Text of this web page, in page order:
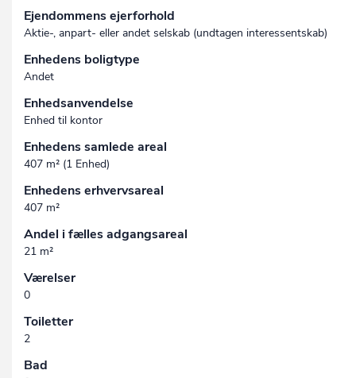
Ejendommens ejerforhold
Aktie-, anpart- eller andet selskab (undtagen interessent­skab)
Enhedens boligtype
Andet
Enhedsanvendelse
Enhed til kontor
Enhedens samlede areal
407 m² (1 Enhed)
Enhedens erhvervsareal
407 m²
Andel i fælles adgangsareal
21 m²
Værelser
0
Toiletter
2
Bad